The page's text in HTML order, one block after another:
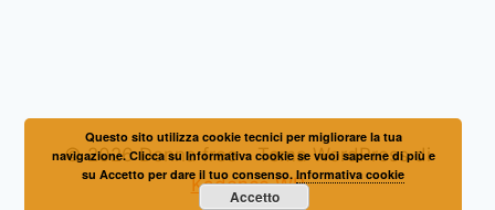
© 2026 Donna free - Tema WordPress di
Kadence WP
Questo sito utilizza cookie tecnici per migliorare la tua
navigazione. Clicca su Informativa cookie se vuoi saperne di più e
su Accetto per dare il tuo consenso.Informativa cookie
Accetto